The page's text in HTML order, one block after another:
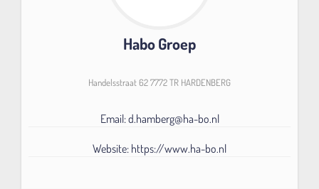
Habo Groep
Handelsstraat 62 7772 TR HARDENBERG
Email: d.hamberg@ha-bo.nl
Website: https://www.ha-bo.nl